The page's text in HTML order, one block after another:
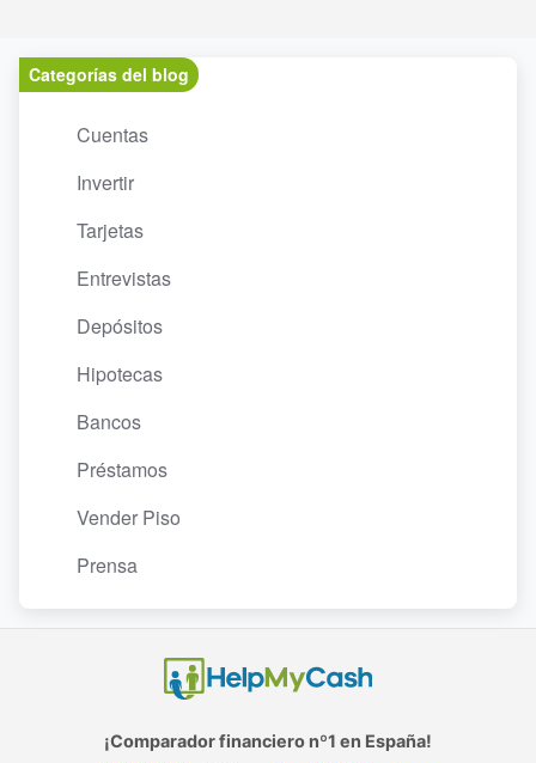
Categorías del blog
Cuentas
Invertir
Tarjetas
Entrevistas
Depósitos
Hipotecas
Bancos
Préstamos
Vender Piso
Prensa
¡Comparador financiero nº1 en España!